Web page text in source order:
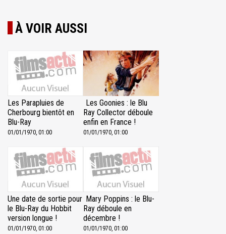
À VOIR AUSSI
Les Parapluies de
Cherbourg bientôt en
Blu-Ray
01/01/1970, 01:00
Les Goonies : le Blu
Ray Collector déboule
enfin en France !
01/01/1970, 01:00
Une date de sortie pour
le Blu-Ray du Hobbit
version longue !
01/01/1970, 01:00
Mary Poppins : le Blu-
Ray déboule en
décembre !
01/01/1970, 01:00